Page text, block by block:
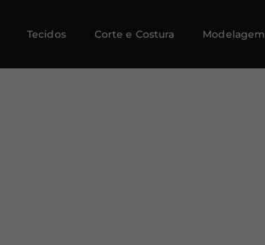
Tecidos Corte e Costura Modelagem